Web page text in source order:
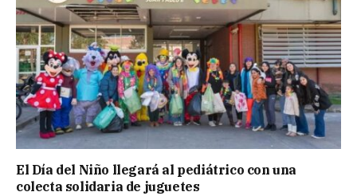
El Día del Niño llegará al pediátrico con una
colecta solidaria de juguetes